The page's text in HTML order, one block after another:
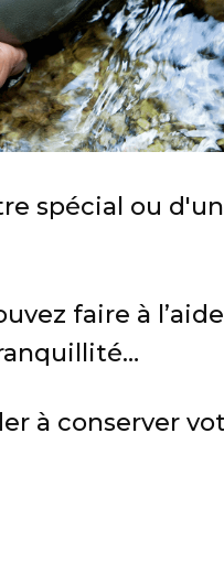
spécial ou
faire à
à conserver